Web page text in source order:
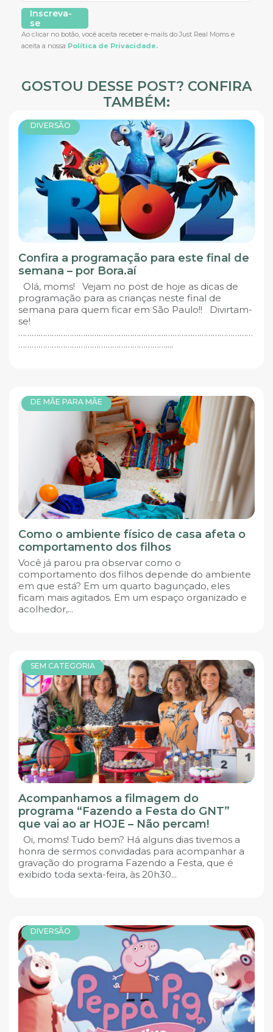
Inscreva-
se
Ao clicar no botão, você aceita receber e-mails do Just Real Moms e
aceita a nossa Política de Privacidade.
GOSTOU DESSE POST? CONFIRA
TAMBÉM:
DIVERSÃO
Confira a programação para este final de
semana – por Bora.aí
Olá, moms! Vejam no post de hoje as dicas de
programação para as crianças neste final de
semana para quem ficar em São Paulo!! Divirtam-
se!
……………………………………………………………………………………………
…………………………………………………………....
DE MÃE PARA MÃE
Como o ambiente físico de casa afeta o
comportamento dos filhos
Você já parou pra observar como o
comportamento dos filhos depende do ambiente
em que está? Em um quarto bagunçado, eles
ficam mais agitados. Em um espaço organizado e
acolhedor,...
SEM CATEGORIA
Acompanhamos a filmagem do
programa “Fazendo a Festa do GNT”
que vai ao ar HOJE – Não percam!
Oi, moms! Tudo bem? Há alguns dias tivemos a
honra de sermos convidadas para acompanhar a
gravação do programa Fazendo a Festa, que é
exibido toda sexta-feira, às 20h30...
DIVERSÃO